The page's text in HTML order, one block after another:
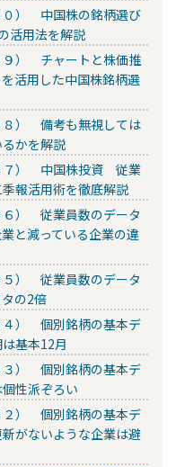
０） 中国株の銘柄選び
活用法を解説
９） チャートと株価推
活用した中国株銘柄選
８） 備考も無視しては
かを解説
７） 中国株投資 従業
報活用術を徹底解説
６） 従業員数のデータ
と減っている企業の違
５） 従業員数のデータ
の2倍
４） 個別銘柄の基本デ
基本12月
３） 個別銘柄の基本デ
性派ぞろい
２） 個別銘柄の基本デ
がないような企業は避